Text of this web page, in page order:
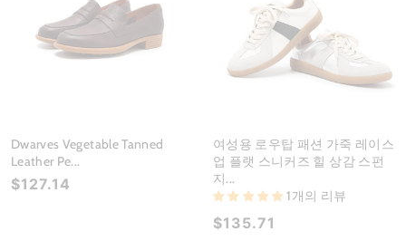
Dwarves Vegetable Tanned
Leather Pe...
$127.14
여성용 로우탑 패션 가죽 레이스
업 플랫 스니커즈 힐 상감 스펀
지...
1개의 리뷰
$135.71